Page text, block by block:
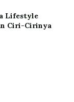
Lifestyle
Ciri-Cirinya